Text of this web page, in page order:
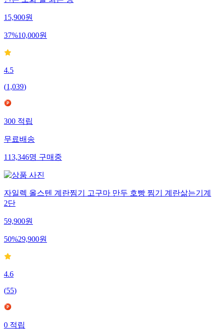
15,900원
37%10,000원
4.5
(1,039)
300 적립
무료배송
113,346명 구매중
자일렉 올스텐 계란찜기 고구마 만두 호빵 찜기 계란삶는기계
2단
59,900원
50%29,900원
4.6
(55)
0 적립